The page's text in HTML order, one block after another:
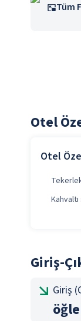
Tüm
Otel
Otel
Giriş-
Giriş